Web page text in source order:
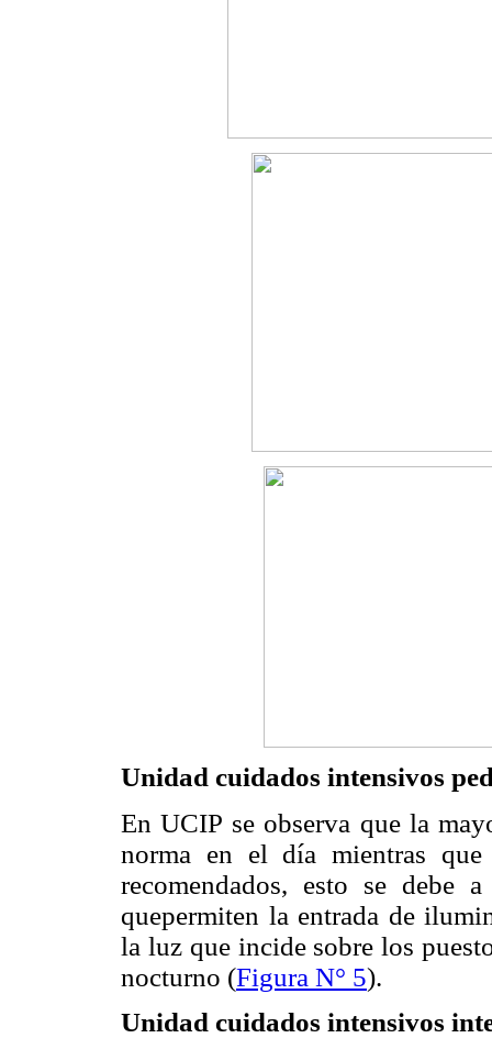
Unidad cuidados intensivos
En UCIP se observa que la
norma en el día mientras
recomendados, esto se debe
quepermiten la entrada de
la luz que incide sobre los
nocturno (Figura N° 5).
Unidad cuidados intensivos